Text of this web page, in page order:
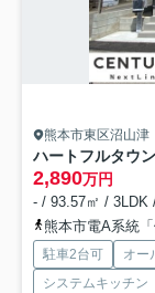
熊本市東区沼山津
ハートフルタウ
2,890万円
- / 93.57㎡ / 3LDK
熊本市電A系統
駐車2台可 オー
システムキッチン